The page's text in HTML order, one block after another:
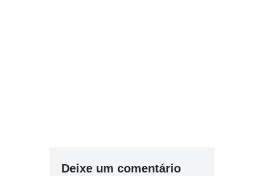
Deixe um comentário